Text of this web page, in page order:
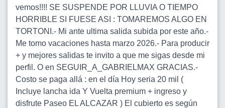
vemos!!!! SE SUSPENDE POR LLUVIA O TIEMPO
HORRIBLE SI FUESE ASI : TOMAREMOS ALGO EN
TORTONI.- Mi ante ultima salida subida por este año.-
Me tomo vacaciones hasta marzo 2026.- Para producir
+ y mejores salidas te invito a que me sigas desde mi
perfil. O en SEGUIR_A_GABRIELMAX GRACIAS.-
Costo se paga allá : en el día Hoy seria 20 mil (
Incluye lancha ida Y Vuelta premium + ingreso y
disfrute Paseo EL ALCAZAR ) El cubierto es según